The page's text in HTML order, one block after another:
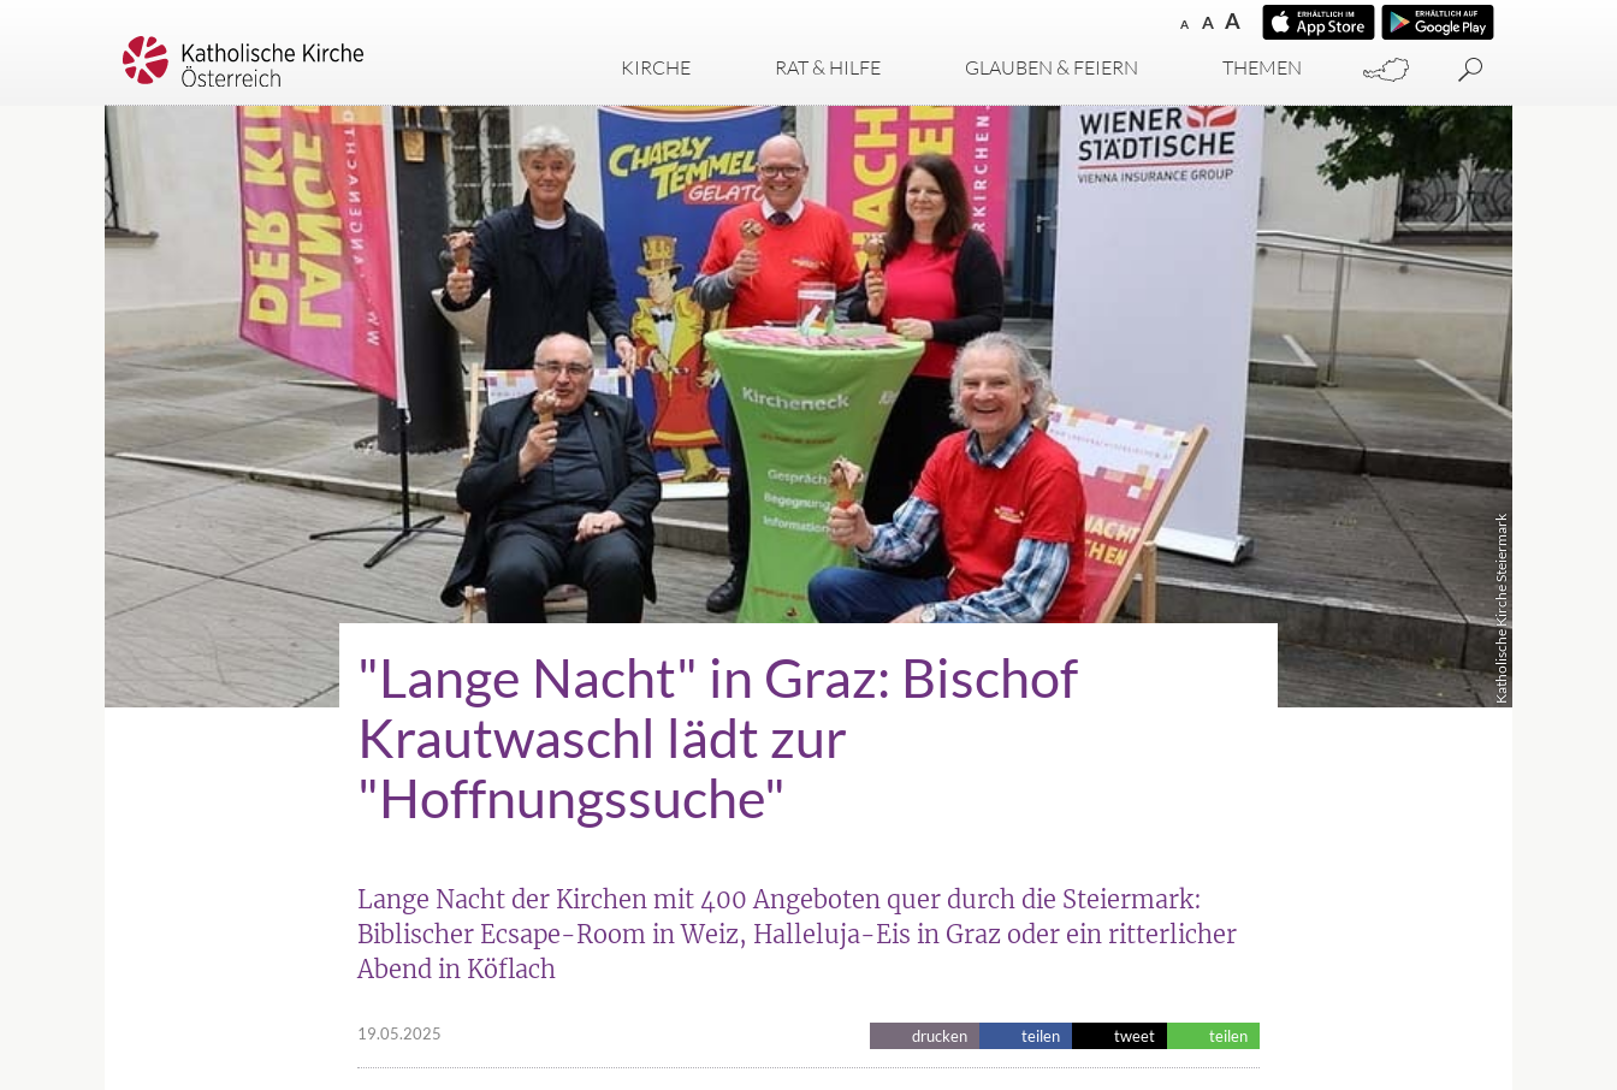
A A A
KIRCHE RAT & HILFE GLAUBEN & FEIERN THEMEN
Katholische Kirche Steiermark
"Lange Nacht" in Graz: Bischof
Krautwaschl lädt zur
"Hoffnungssuche"
Lange Nacht der Kirchen mit 400 Angeboten quer durch die Steiermark:
Biblischer Ecsape-Room in Weiz, Halleluja-Eis in Graz oder ein ritterlicher
Abend in Köflach
19.05.2025 drucken teilen tweet teilen